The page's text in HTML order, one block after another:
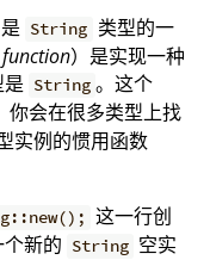
是 String 类型的一
）是实现一种
String 。这个
你会在很多类型上找
实例的惯用函数
这一行创
新的 String 空实